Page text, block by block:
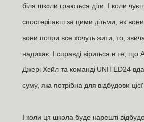
біля школи граються діти. І коли
спостерігаєш за цими дітьми, як
вони попри все хочуть жити, то,
надихає. І справді віриться в те, що
Джері Хейл та команді UNITED24
суму, яка потрібна для відбудови
І коли ця школа буде нарешті